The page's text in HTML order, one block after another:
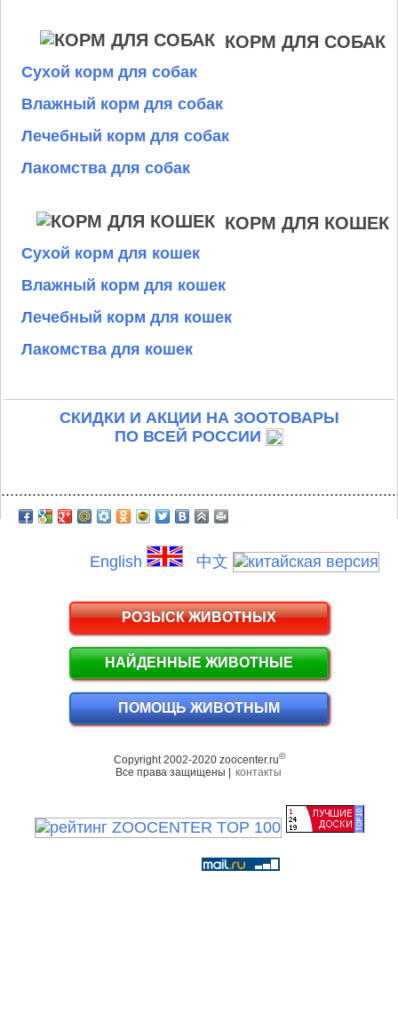
КОРМ ДЛЯ СОБАК
Сухой корм для собак
Влажный корм для собак
Лечебный корм для собак
Лакомства для собак
КОРМ ДЛЯ КОШЕК
Сухой корм для кошек
Влажный корм для кошек
Лечебный корм для кошек
Лакомства для кошек
СКИДКИ И АКЦИИ НА ЗООТОВАРЫ
ПО ВСЕЙ РОССИИ
English 中文
РОЗЫСК ЖИВОТНЫХ
НАЙДЕННЫЕ ЖИВОТНЫЕ
ПОМОЩЬ ЖИВОТНЫМ
Copyright 2002-2020 zoocenter.ru©
Все права защищены | контакты